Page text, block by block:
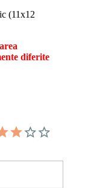
(11x12
diferite